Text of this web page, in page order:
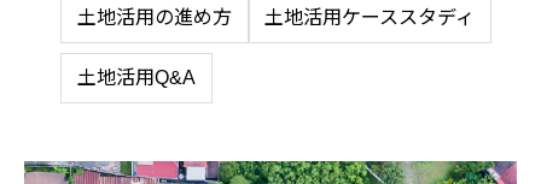
土地活用の進め方 土地活用ケーススタディ
土地活用Q&A